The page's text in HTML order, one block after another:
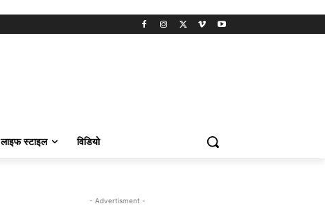
लाइफ स्टाइल विडियो
- Advertisment -